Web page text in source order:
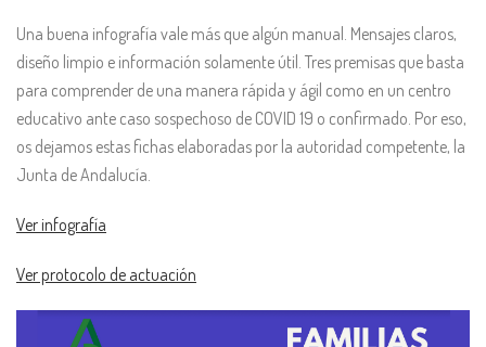
Una buena infografía vale más que algún manual. Mensajes claros,
diseño limpio e información solamente útil. Tres premisas que basta
para comprender de una manera rápida y ágil como en un centro
educativo ante caso sospechoso de COVID 19 o confirmado. Por eso,
os dejamos estas fichas elaboradas por la autoridad competente, la
Junta de Andalucía.
Ver infografía
Ver protocolo de actuación